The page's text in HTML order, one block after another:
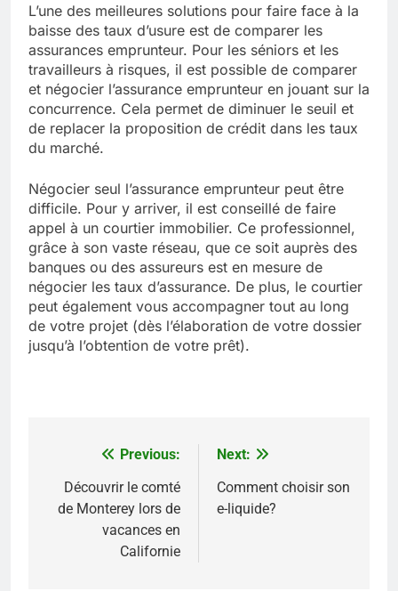
L’une des meilleures solutions pour faire face à la
baisse des taux d’usure est de comparer les
assurances emprunteur. Pour les séniors et les
travailleurs à risques, il est possible de comparer
et négocier l’assurance emprunteur en jouant sur la
concurrence. Cela permet de diminuer le seuil et
de replacer la proposition de crédit dans les taux
du marché.
Négocier seul l’assurance emprunteur peut être
difficile. Pour y arriver, il est conseillé de faire
appel à un courtier immobilier. Ce professionnel,
grâce à son vaste réseau, que ce soit auprès des
banques ou des assureurs est en mesure de
négocier les taux d’assurance. De plus, le courtier
peut également vous accompagner tout au long
de votre projet (dès l’élaboration de votre dossier
jusqu’à l’obtention de votre prêt).
Navigation
de
l’article
Previous:
Découvrir le comté
de Monterey lors de
vacances en
Californie
Next:
Comment choisir son
e-liquide?